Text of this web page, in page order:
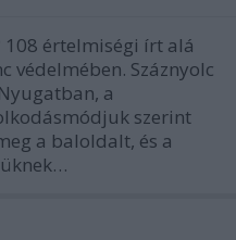
értelmiségi írt alá
védelmében. Száznyolc
a
szerint
a baloldalt, és a